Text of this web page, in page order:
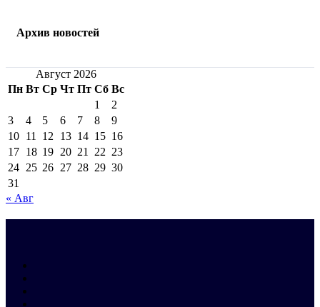
Архив новостей
Август 2026
Пн Вт Ср Чт Пт Сб Вс
1
2
3
4 5 6 7 8
9
10 11 12 13 14 15 16
17 18 19 20 21 22 23
24 25 26 27 28 29 30
31
« Авг